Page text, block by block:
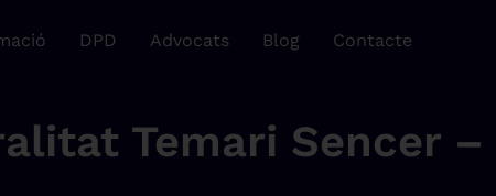
DPD Advocats Blog Contacte
Temari Sencer –